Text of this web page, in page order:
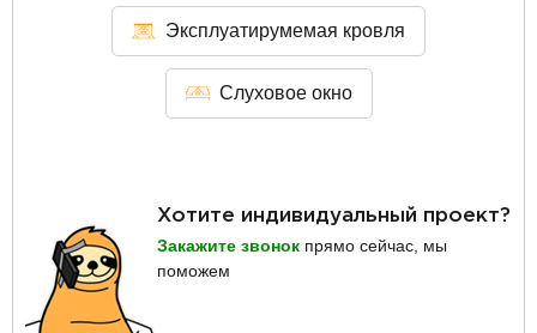
Эксплуатирумемая кровля
Слуховое окно
Хотите индивидуальный проект?
Закажите звонок прямо сейчас, мы
поможем